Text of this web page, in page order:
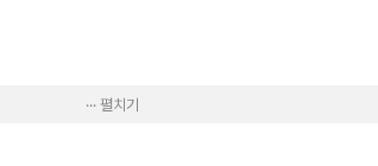
··· 펼치기